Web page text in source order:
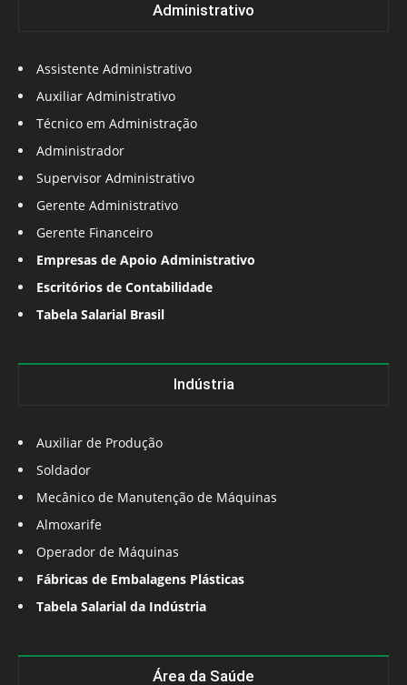
Administrativo
Assistente Administrativo
Auxiliar Administrativo
Técnico em Administração
Administrador
Supervisor Administrativo
Gerente Administrativo
Gerente Financeiro
Empresas de Apoio Administrativo
Escritórios de Contabilidade
Tabela Salarial Brasil
Indústria
Auxiliar de Produção
Soldador
Mecânico de Manutenção de Máquinas
Almoxarife
Operador de Máquinas
Fábricas de Embalagens Plásticas
Tabela Salarial da Indústria
Área da Saúde